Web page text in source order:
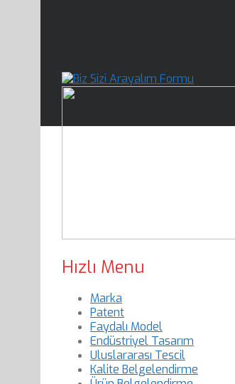
Hızlı Menu
Marka
Patent
Faydalı Model
Endüstriyel Tasarım
Uluslararası Tescil
Kalite Belgelendirme